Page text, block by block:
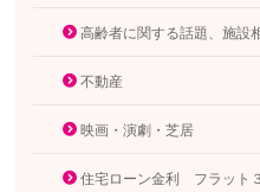
高齢者に関する話題、施設
不動産
映画・演劇・芝居
住宅ローン金利 フラット